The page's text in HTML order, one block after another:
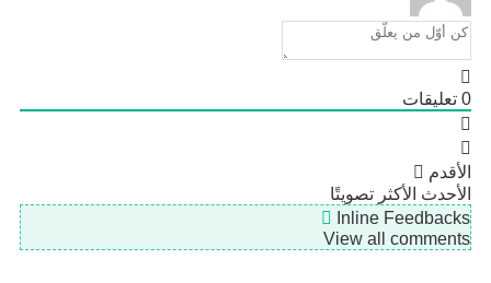
الأكثر تصويتًا
Inline
View all